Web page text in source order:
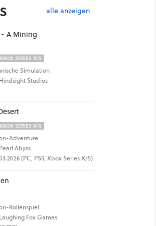
alle anzeigen
- A Mining
XBOX SERIES X/S
Simulation
Studios
XBOX SERIES X/S
Adventure
Abyss
(PC, PS5, Xbox Series X/S)
Rollenspiel
Fox Games